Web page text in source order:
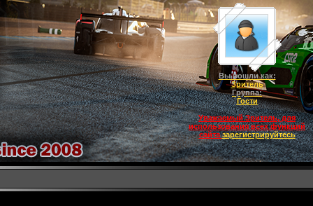
Вы вошли как:
Зритель
Группа:
Гости
Уважаемый Зритель, для
использования всех функций
сайтазарегистрируйтесь